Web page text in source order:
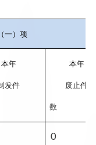
一）项
本年
发件
本年
废止件
数
0